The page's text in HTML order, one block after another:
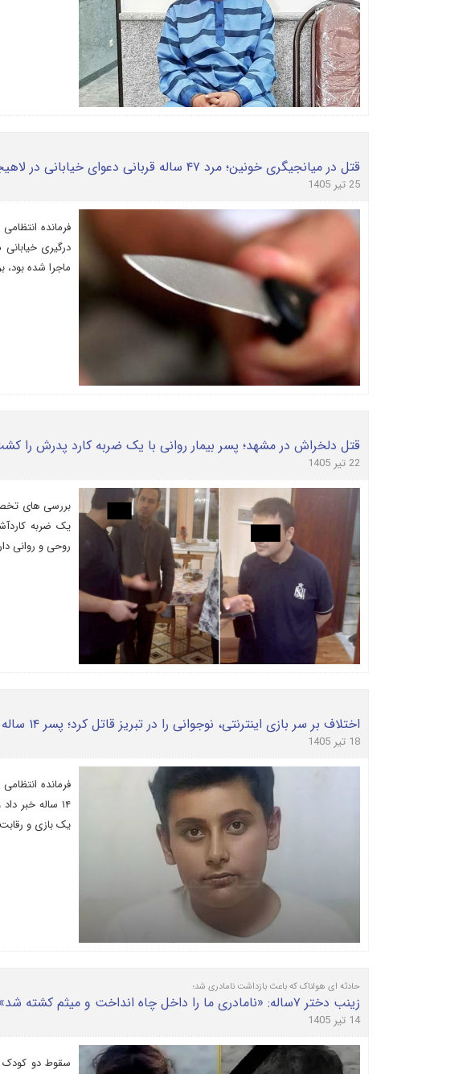
قتل در میانجیگری خونین؛ مرد ۴۷ ساله قربانی دعوای خیابانی در لاهیجان شد
25 تیر 1405
درگیری
ماجرا شده بود،
قتل دلخراش در مشهد؛ پسر بیمار روانی با یک ضربه کارد پدرش را
22 تیر 1405
بررسی های
یک ضربه
روحی و روانی
اختلاف بر سر بازی اینترنتی، نوجوانی را در تبریز قاتل کرد؛ پسر ۱۴ ساله با ضربات چاقو جان باخت
18 تیر 1405
فرمانده
۱۴ ساله خبر
یک بازی و
حادثه ای هولناک که باعث بازداشت نامادری شد؛
زینب دختر ۷ساله: «نامادری ما را داخل چاه انداخت و میثم کشته شد»
14 تیر 1405
سقوط دو کودک